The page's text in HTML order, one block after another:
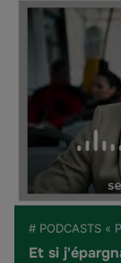
# PODCASTS «
Et si